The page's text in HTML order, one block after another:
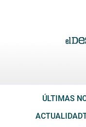
ÚLTIMAS
ACTUALIDAD